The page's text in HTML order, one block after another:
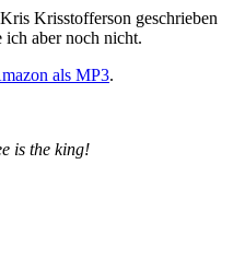
Krisstofferson geschrieben
ich aber noch nicht.
als MP3.
is the king!